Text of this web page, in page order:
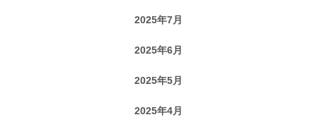
2025年7月
2025年6月
2025年5月
2025年4月